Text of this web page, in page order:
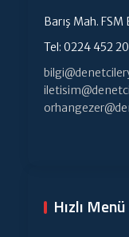
Barış Mah. FSM
Tel: 0224 452
Hızlı Menü